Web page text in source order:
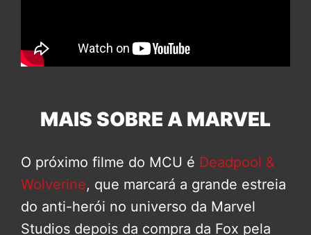
MAIS SOBRE A MARVEL
O próximo filme do MCU é Deadpool &
Wolverine, que marcará a grande estreia
do anti-herói no universo da Marvel
Studios depois da compra da Fox pela